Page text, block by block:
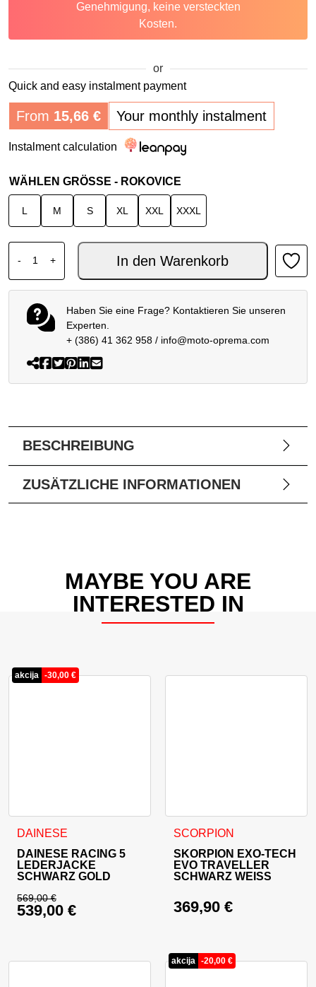
Genehmigung, keine versteckten
Kosten.
or
Quick and easy instalment payment
From 15,66 € Your monthly instalment
Instalment calculation
WÄHLEN GRÖSSE - ROKOVICE
L M S XL XXL XXXL
-
SPIDI POWER CARBON HANDSCHUHE SCHWARZ
+ In den Warenkorb
Haben Sie eine Frage? Kontaktieren Sie unseren
Experten.
+ (386) 41 362 958/ info@moto-oprema.com
BESCHREIBUNG
ZUSÄTZLICHE INFORMATIONEN
MAYBE YOU ARE
INTERESTED IN
akcija -30,00 €
DAINESE
DAINESE RACING 5
LEDERJACKE
SCHWARZ GOLD
569,00€
Ursprünglicher Preis war: 569,00 €
539,00 €
Dieses Produkt weist mehrere Varianten auf. Die Optionen
SCORPION
SKORPION EXO-TECH
EVO TRAVELLER
SCHWARZ WEISS
369,90 €
Dieses Produkt weist
akcija -20,00 €